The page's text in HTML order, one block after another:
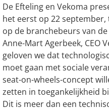
De Efteling en Vekoma
het eerst op 22
op de branchebeurs van de
Anne-Mart Agerbeek, CEO
geloven we dat
moet gaan met sociale
seat-on-wheels-concept
zetten in toegankelijkheid
Dit is meer dan een